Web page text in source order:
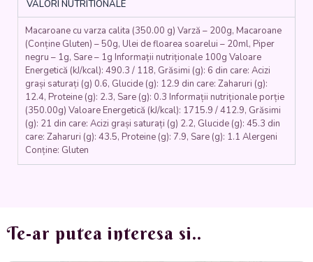
VALORI NUTRITIONALE
Macaroane cu varza calita (350.00 g) Varză – 200g, Macaroane
(Conține Gluten) – 50g, Ulei de floarea soarelui – 20ml, Piper
negru – 1g, Sare – 1g Informații nutriționale 100g Valoare
Energetică (kJ/kcal): 490.3 / 118, Grăsimi (g): 6 din care: Acizi
grași saturați (g) 0.6, Glucide (g): 12.9 din care: Zaharuri (g):
12.4, Proteine (g): 2.3, Sare (g): 0.3 Informații nutriționale porție
(350.00g) Valoare Energetică (kJ/kcal): 1715.9 / 412.9, Grăsimi
(g): 21 din care: Acizi grași saturați (g) 2.2, Glucide (g): 45.3 din
care: Zaharuri (g): 43.5, Proteine (g): 7.9, Sare (g): 1.1 Alergeni
Conține: Gluten
Te-ar putea interesa si..